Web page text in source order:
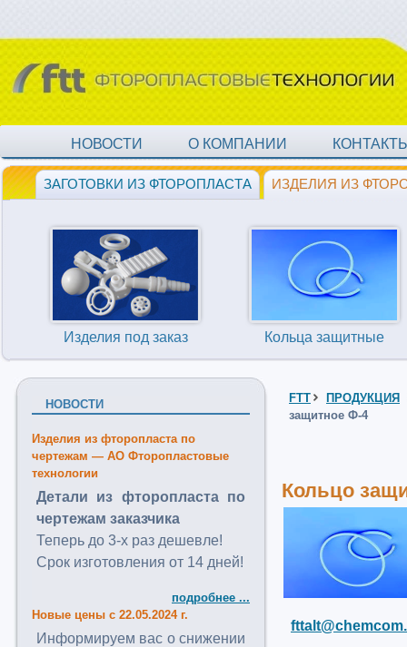
НОВОСТИ О КОМПАНИИ
ЗАГОТОВКИ ИЗ ФТОРОПЛАСТА ИЗДЕЛИЯ ИЗ
Изделия под заказ Кольца защитные
НОВОСТИ
Изделия из фторопласта по
чертежам — АО Фторопластовые
технологии
Детали из фторопласта по
чертежам заказчика
Теперь до 3-х раз дешевле!
Срок изготовления от 14 дней!
подробнее ...
Новые цены с 22.05.2024 г.
Информируем вас о снижении
FTT
ПРОДУКЦИЯ
защитное Ф-4
Кольцо